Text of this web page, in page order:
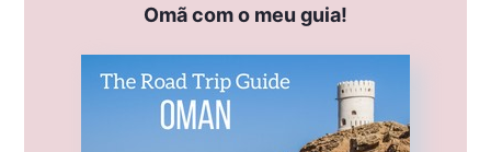
Omã com o meu guia!